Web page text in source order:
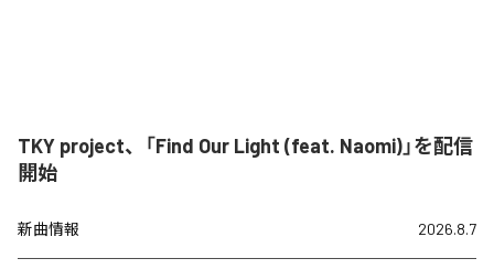
TKY project、「Find Our Light (feat. Naomi)」を配信
開始
新曲情報 2026.8.7